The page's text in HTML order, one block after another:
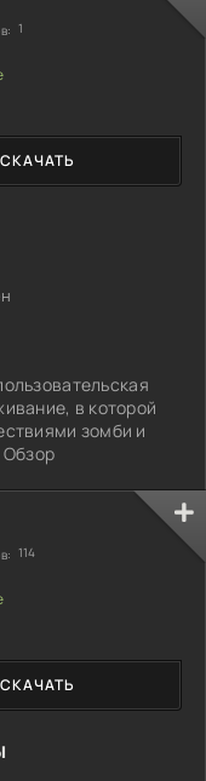
в которой
зомби и
Обзор
СКАЧАТЬ
1
СКАЧАТЬ
114